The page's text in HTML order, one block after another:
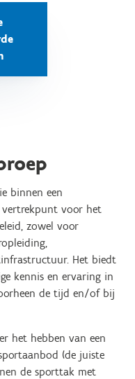
binnen een
vertrekpunt voor het
zowel voor
Het biedt
kennis en ervaring in
de tijd en/of bij
het hebben van een
(de juiste
de sporttak met